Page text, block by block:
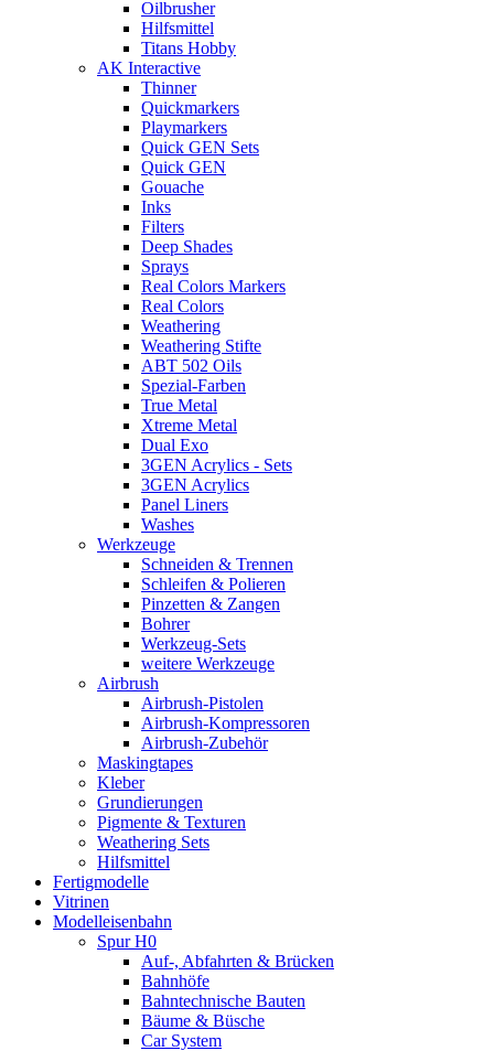
Oilbrusher
Hilfsmittel
Titans Hobby
AK Interactive
Thinner
Quickmarkers
Playmarkers
Quick GEN Sets
Quick GEN
Gouache
Inks
Filters
Deep Shades
Sprays
Real Colors Markers
Real Colors
Weathering
Weathering Stifte
ABT 502 Oils
Spezial-Farben
True Metal
Xtreme Metal
Dual Exo
3GEN Acrylics - Sets
3GEN Acrylics
Panel Liners
Washes
Werkzeuge
Schneiden & Trennen
Schleifen & Polieren
Pinzetten & Zangen
Bohrer
Werkzeug-Sets
weitere Werkzeuge
Airbrush
Airbrush-Pistolen
Airbrush-Kompressoren
Airbrush-Zubehör
Maskingtapes
Kleber
Grundierungen
Pigmente & Texturen
Weathering Sets
Hilfsmittel
Fertigmodelle
Vitrinen
Modelleisenbahn
Spur H0
Auf-, Abfahrten & Brücken
Bahnhöfe
Bahntechnische Bauten
Bäume & Büsche
Car System